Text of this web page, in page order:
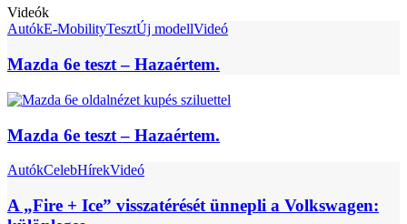
Videók
AutókE-MobilityTesztÚj modellVideó
Mazda 6e teszt – Hazaértem.
Mazda 6e teszt – Hazaértem.
AutókCelebHírekVideó
A „Fire + Ice” visszatérését ünnepli a Volkswagen: